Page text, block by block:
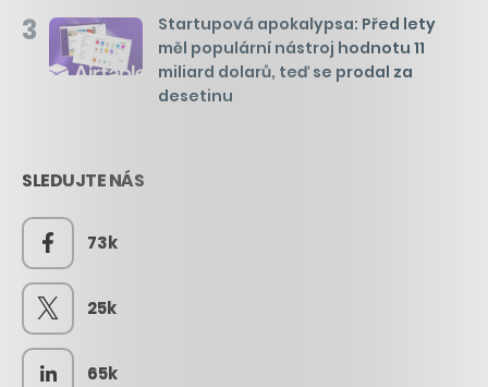
3
Startupová apokalypsa: Před lety
měl populární nástroj hodnotu 11
miliard dolarů, teď se prodal za
desetinu
SLEDUJTE NÁS
73k
25k
65k